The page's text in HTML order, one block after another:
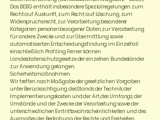
Das BDSG enthält insbesondere Spezialregelungen zum
Recht auf Auskunft, zum Recht auf Löschung, zum
Widerspruchsrecht, zur Verarbeitung besonderer
Kategorien personenbezogener Daten, zur Verarbeitung
für andere Zwecke und zur Übermittlung sowie
automatisierten Entscheidungsfindung im Einzelfall
einschließlich Profiling. Ferner können
Landesdatenschutzgesetze der einzelnen Bundesländer
zur Anwendung gelangen.
Sicherheitsmaßnahmen
Wir treffen nach Maßgabe der gesetzlichen Vorgaben
unter Berücksichtigung des Stands der Technik, der
Implementierungskosten und der Art, des Umfangs, der
Umstände und der Zwecke der Verarbeitung sowie der
unterschiedlichen Eintrittswahrscheinlichkeiten und des